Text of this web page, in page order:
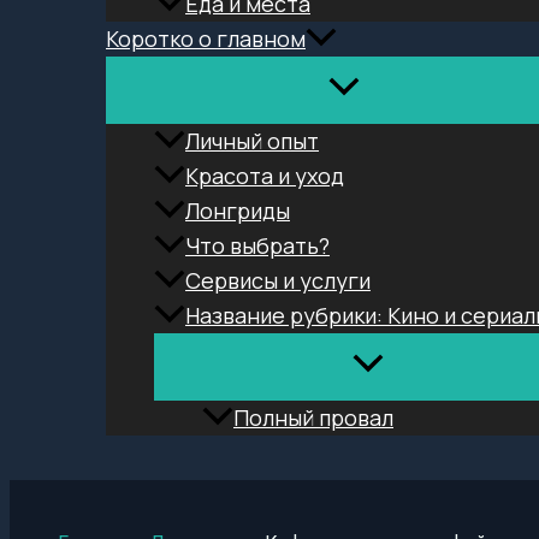
Коротко о главном
Личный опыт
Красота и уход
Лонгриды
Что выбрать?
Сервисы и услуги
Название рубрики: Кино и
Полный провал